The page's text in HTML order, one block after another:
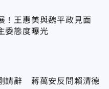
！王惠美與魏平政見面
委態度曝光
請辭 蔣萬安反問賴清德